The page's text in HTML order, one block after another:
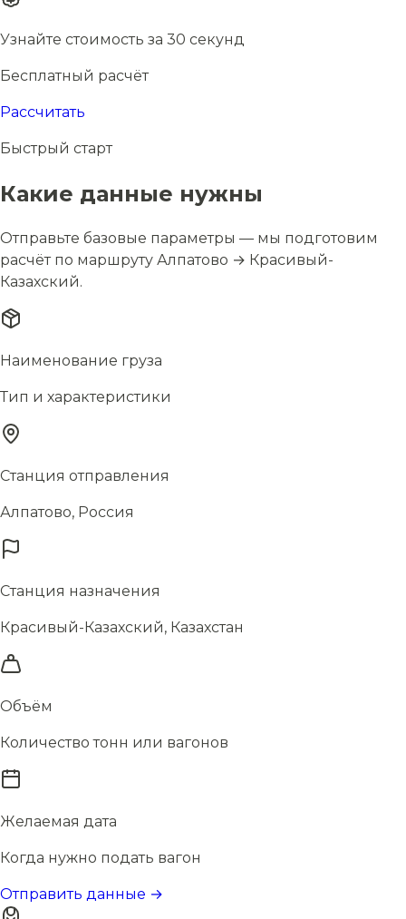
Узнайте стоимость за 30 секунд
Бесплатный расчёт
Рассчитать
Быстрый старт
Какие данные нужны
Отправьте базовые параметры — мы подготовим
расчёт по маршруту Алпатово → Красивый-
Казахский.
Наименование груза
Тип и характеристики
Станция отправления
Алпатово, Россия
Станция назначения
Красивый-Казахский, Казахстан
Объём
Количество тонн или вагонов
Желаемая дата
Когда нужно подать вагон
Отправить данные →